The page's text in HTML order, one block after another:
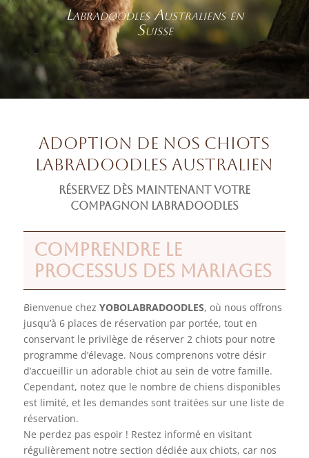
Labradoodles Australiens en
Suisse
Adoption de nos Chiots
Labradoodles Australien
Réservez dès Maintenant votre
Compagnon labradoodles
COMPRENDRE LE
PROCESSUS DES MARIAGES
Bienvenue chez YOBOLABRADOODLES, où nous offrons
jusqu’à 6 places de réservation par portée, tout en
conservant le privilège de réserver 2 chiots pour notre
programme d’élevage. Nous comprenons votre désir
d’accueillir un adorable chiot au sein de votre famille.
Cependant, notez que le nombre de chiens disponibles
est limité, et les demandes sont traitées sur une liste de
réservation.
Ne perdez pas espoir ! Restez informé en visitant
régulièrement notre section dédiée aux chiots, car nos